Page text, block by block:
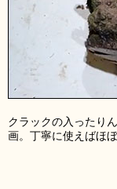
クラックの入ったり
画。丁寧に使えばほ